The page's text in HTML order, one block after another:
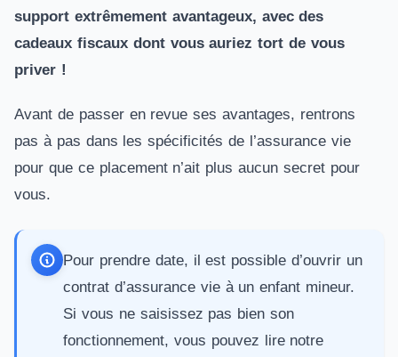
support extrêmement avantageux, avec des
cadeaux fiscaux dont vous auriez tort de vous
priver !
Avant de passer en revue ses avantages, rentrons
pas à pas dans les spécificités de l’assurance vie
pour que ce placement n’ait plus aucun secret pour
vous.
Pour prendre date, il est possible d’ouvrir un
contrat d’assurance vie à un enfant mineur.
Si vous ne saisissez pas bien son
fonctionnement, vous pouvez lire notre